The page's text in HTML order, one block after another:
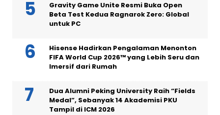
Gravity Game Unite Resmi Buka Open
Beta Test Kedua Ragnarok Zero: Global
untuk PC
Hisense Hadirkan Pengalaman Menonton
FIFA World Cup 2026™ yang Lebih Seru dan
Imersif dari Rumah
Dua Alumni Peking University Raih “Fields
Medal”, Sebanyak 14 Akademisi PKU
Tampil di ICM 2026